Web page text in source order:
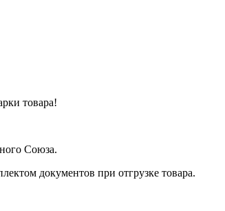
товара!
Союза.
документов при отгрузке товара.